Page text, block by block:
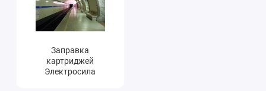
Заправка
картриджей
Электросила